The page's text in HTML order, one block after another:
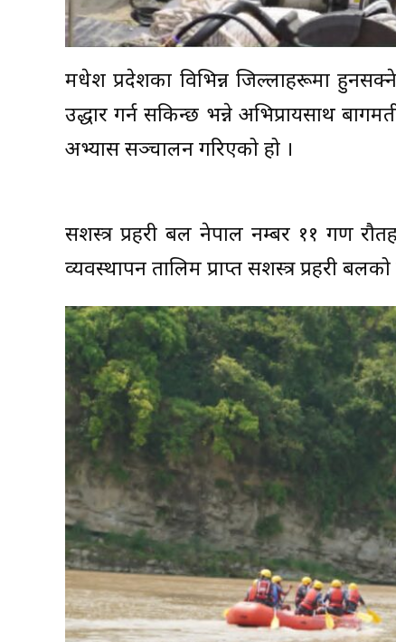
मधेश प्रदेशका विभिन्न जिल्लाहरूमा
उद्धार गर्न सकिन्छ भन्ने अभिप्रायसाथ
अभ्यास सञ्चालन गरिएको हो ।
सशस्त्र प्रहरी बल नेपाल नम्बर ११ गण
व्यवस्थापन तालिम प्राप्त सशस्त्र प्रहरी